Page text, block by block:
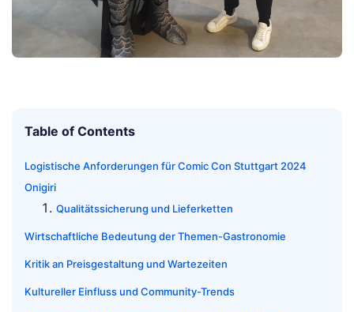
Table of Contents
Logistische Anforderungen für Comic Con Stuttgart 2024
Onigiri
Qualitätssicherung und Lieferketten
Wirtschaftliche Bedeutung der Themen-Gastronomie
Kritik an Preisgestaltung und Wartezeiten
Kultureller Einfluss und Community-Trends